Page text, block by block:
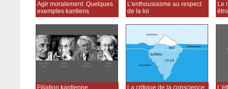
Agir moralement: Quelques
exemples kantiens
L'enthousiasme au respect
de la loi
Le